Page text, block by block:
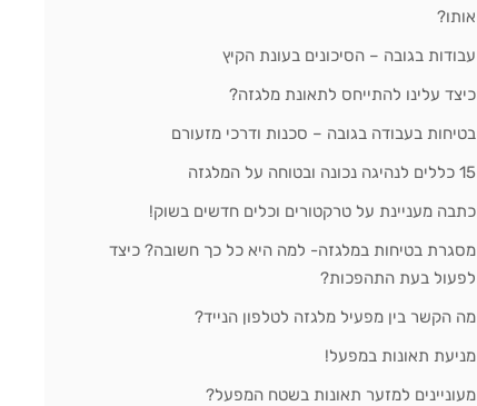
אותו?
עבודות בגובה – הסיכונים בעונת הקיץ
כיצד עלינו להתייחס לתאונת מלגזה?
בטיחות בעבודה בגובה – סכנות ודרכי מזעורם
15 כללים לנהיגה נכונה ובטוחה על המלגזה
כתבה מעניינת על טרקטורים וכלים חדשים בשוק!
מסגרת בטיחות במלגזה- למה היא כל כך חשובה? כיצד
לפעול בעת התהפכות?
מה הקשר בין מפעיל מלגזה לטלפון הנייד?
מניעת תאונות במפעל!
מעוניינים למזער תאונות בשטח המפעל?